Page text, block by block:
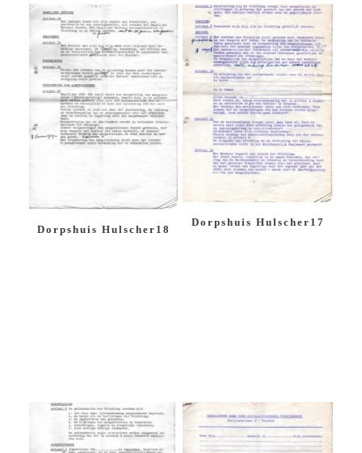
Dorpshuis Hulscher18
Dorpshuis Hulscher17